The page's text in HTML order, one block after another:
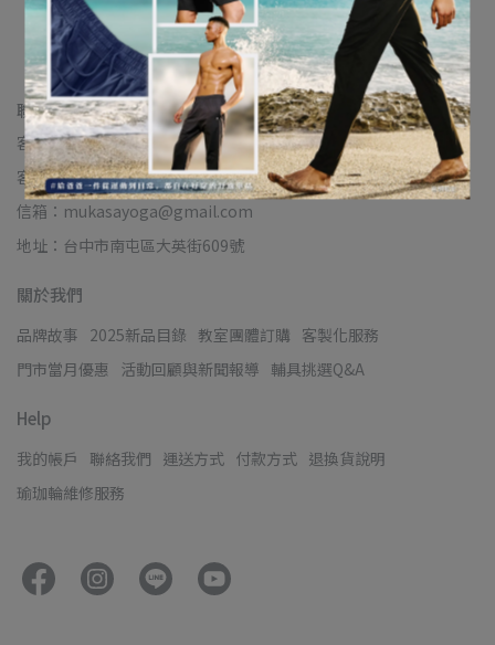
聯絡資訊
客服專線：0423280359
客服時間：10:00-17:00
信箱：mukasayoga@gmail.com
地址：台中市南屯區大英街609號
關於我們
品牌故事 2025新品目錄 教室團體訂購 客製化服務
門市當月優惠
活動回顧與新聞報導 輔具挑選Q&A
Help
我的帳戶 聯絡我們 運送方式 付款方式 退換貨說明
瑜珈輪維修服務